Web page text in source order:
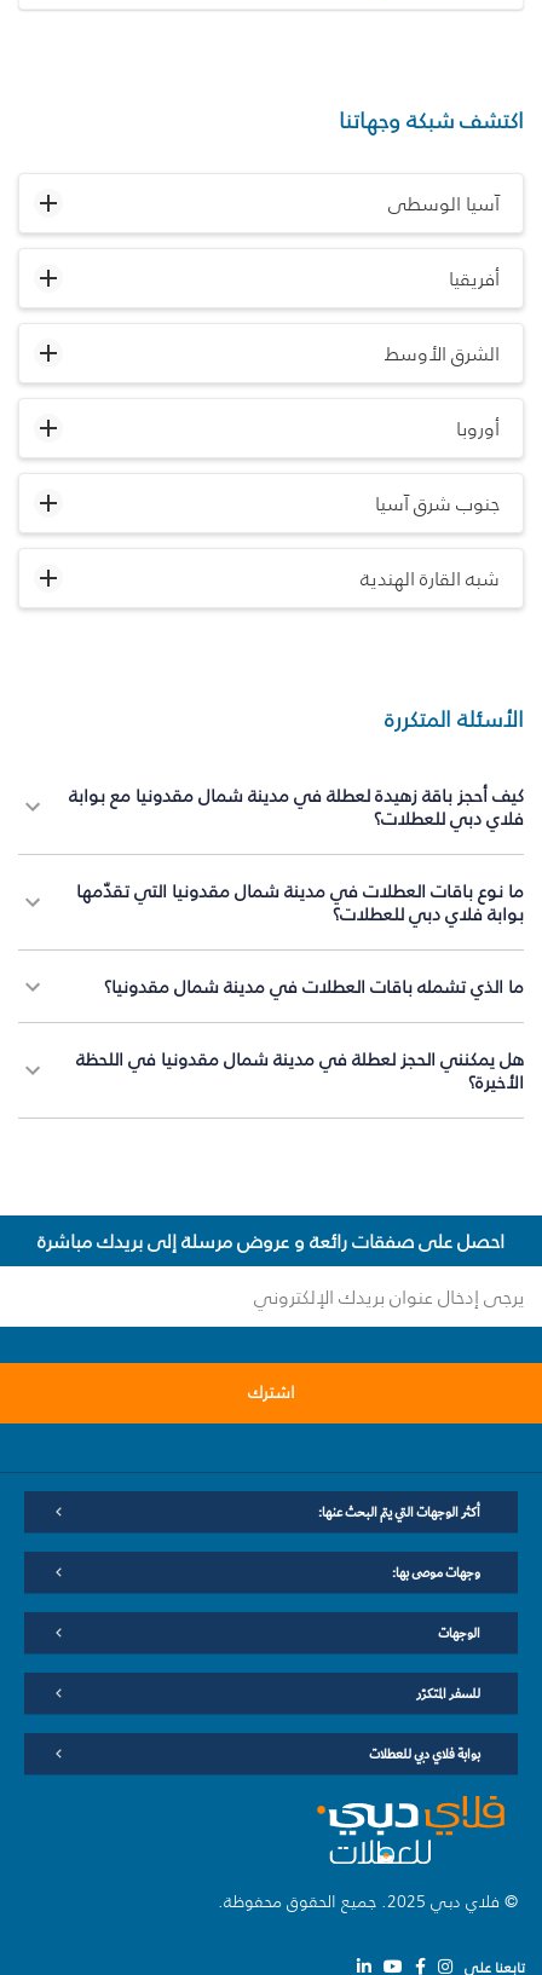
اكتشف شبكة وجهاتنا
آسيا الوسطى
أفريقيا
الشرق الأوسط
أوروبا
جنوب شرق آسيا
شبه القارة الهندية
الأسئلة المتكررة
كيف أحجز باقة زهيدة لعطلة في مدينة شمال مقدونيا مع بوابة
فلاي دبي للعطلات؟
ما نوع باقات العطلات في مدينة شمال مقدونيا التي تقدّمها
بوابة فلاي دبي للعطلات؟
ما الذي تشمله باقات العطلات في مدينة شمال مقدونيا؟
هل يمكنني الحجز لعطلة في مدينة شمال مقدونيا في اللحظة
الأخيرة؟
احصل على صفقات رائعة و عروض مرسلة إلى بريدك مباشرة
اشترك
أكثر الوجهات التي يتم البحث عنها:
وجهات موصى بها:
الوجهات
للسفر المتكرّر
بوابة فلاي دبي للعطلات
© فلاي دبي 2025. جميع الحقوق محفوظة.
تابعنا على